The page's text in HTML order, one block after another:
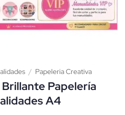
/ Papeleria Creativa
Papelería
A4